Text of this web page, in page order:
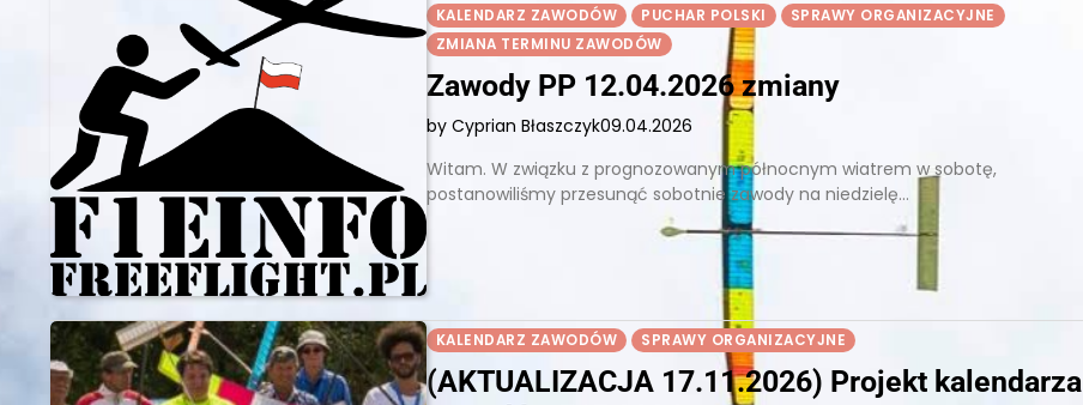
KALENDARZ ZAWODÓW PUCHAR POLSKI
SPRAWY ORGANIZACYJNE
ZMIANA TERMINU ZAWODÓW
Zawody PP 12.04.2026 zmiany
by Cyprian Błaszczyk09.04.2026
Witam. W związku z prognozowanym północnym wiatrem w sobotę,
postanowiliśmy przesunąć sobotnie zawody na niedzielę…
KALENDARZ ZAWODÓW SPRAWY ORGANIZACYJNE
(AKTUALIZACJA 17.11.2026) Projekt kalendarza